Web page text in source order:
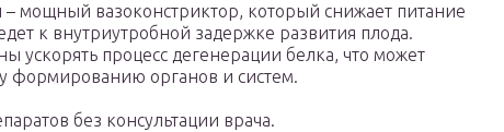
– мощный вазоконстриктор, который снижает питание
к внутриутробной задержке развития плода.
ускорять процесс дегенерации белка, что может
формированию органов и систем.
без консультации врача.